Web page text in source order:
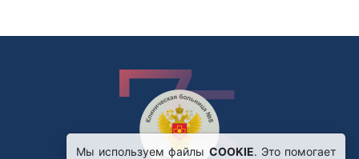
Мы используем файлы COOKIE. Это помогает